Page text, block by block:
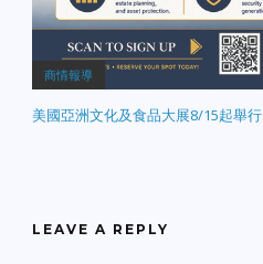
商情報導
美國亞洲文化及食品大展8/15起舉行
LEAVE A REPLY